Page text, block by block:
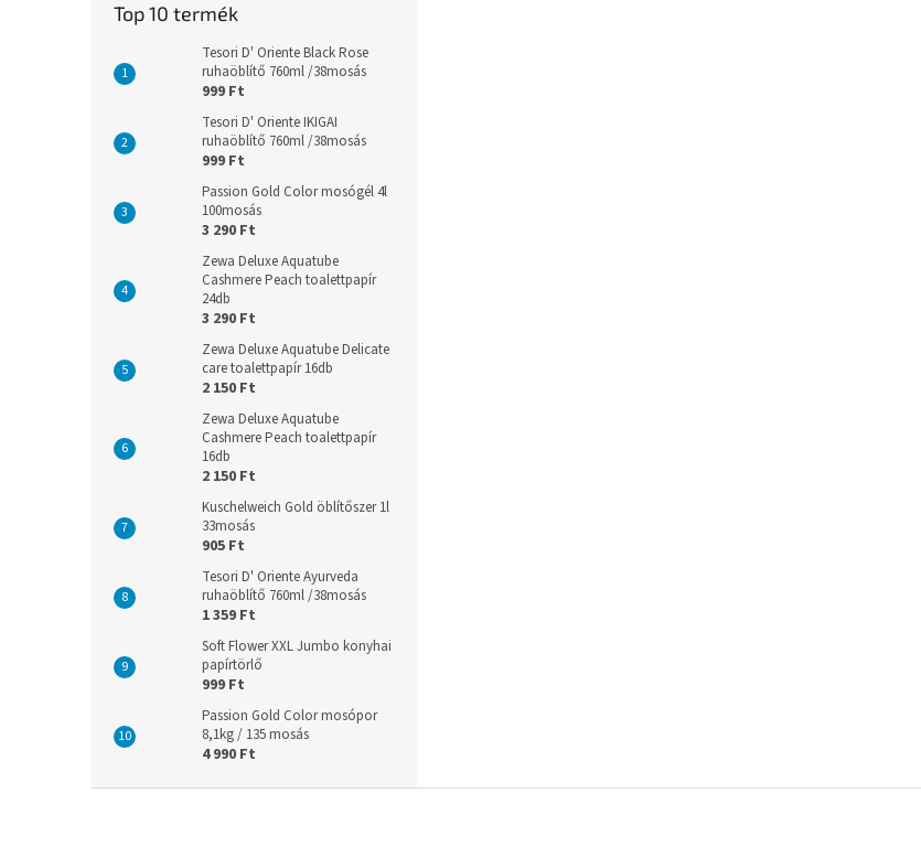
Top 10 termék
Tesori D' Oriente Black Rose
ruhaöblítő 760ml /38mosás
999 Ft
Tesori D' Oriente IKIGAI
ruhaöblítő 760ml /38mosás
999 Ft
Passion Gold Color mosógél 4l
100mosás
3 290 Ft
Zewa Deluxe Aquatube
Cashmere Peach toalettpapír
24db
3 290 Ft
Zewa Deluxe Aquatube Delicate
care toalettpapír 16db
2 150 Ft
Zewa Deluxe Aquatube
Cashmere Peach toalettpapír
16db
2 150 Ft
Kuschelweich Gold öblítőszer 1l
33mosás
905 Ft
Tesori D' Oriente Ayurveda
ruhaöblítő 760ml /38mosás
1 359 Ft
Soft Flower XXL Jumbo konyhai
papírtörlő
999 Ft
Passion Gold Color mosópor
8,1kg / 135 mosás
4 990 Ft